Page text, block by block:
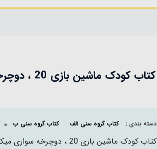
کتاب کودک ماشین بازی 20 ، دوچرخه سواری میکنم کد 2006890
دسته بندی : کتاب گروه سنی الف کتاب گروه سنی ب
کتاب کودک ماشین بازی 20 ،